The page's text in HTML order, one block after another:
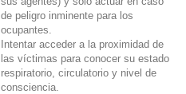
de peligro inminente para los
ocupantes.
Intentar acceder a la proximidad de
las víctimas para conocer su estado
respiratorio, circulatorio y nivel de
consciencia.